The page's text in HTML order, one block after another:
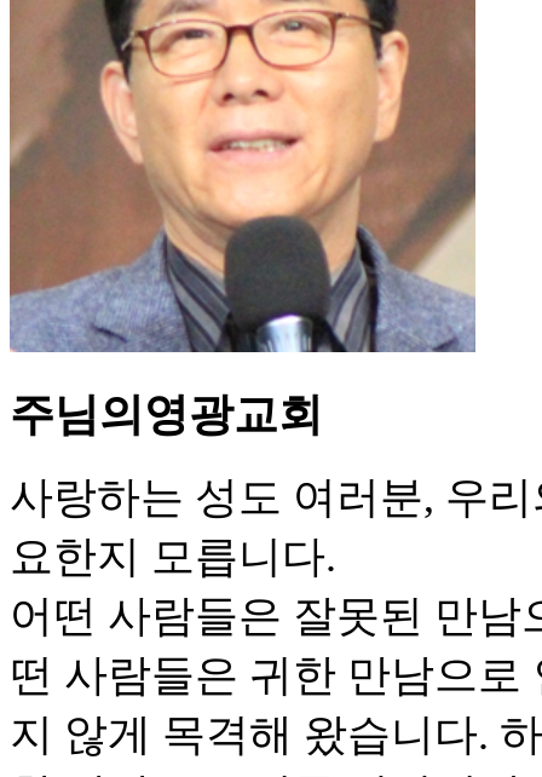
주님의영광교회
사랑하는 성도 여러분, 우
요한지 모릅니다.
어떤 사람들은 잘못된 만
떤 사람들은 귀한 만남으
지 않게 목격해 왔습니다.